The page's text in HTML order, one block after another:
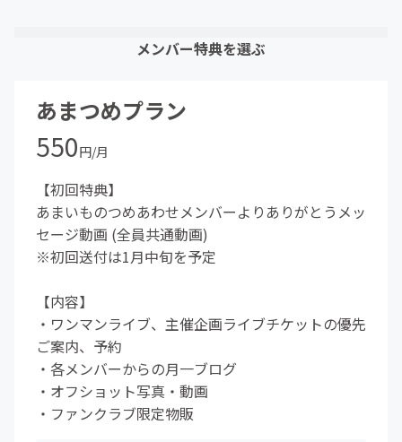
メンバー特典を選ぶ
あまつめプラン
550円/月
【初回特典】
あまいものつめあわせメンバーよりありがとうメッ
セージ動画 (全員共通動画)
※初回送付は1月中旬を予定
【内容】
・ワンマンライブ、主催企画ライブチケットの優先
ご案内、予約
・各メンバーからの月一ブログ
・オフショット写真・動画
・ファンクラブ限定物販